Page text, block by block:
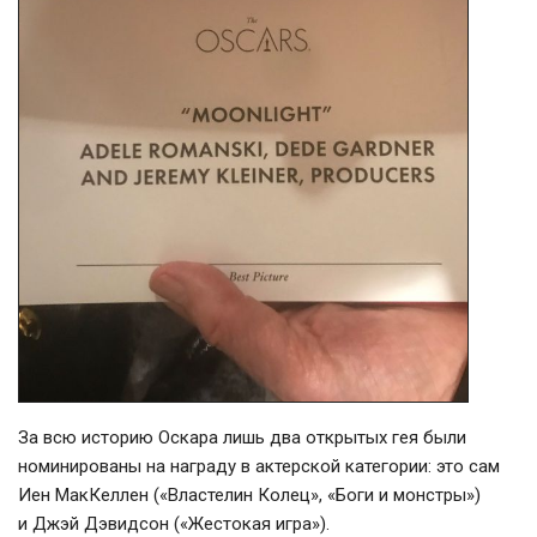
За всю историю Оскара лишь два открытых гея были
номинированы на награду в актерской категории: это сам
Иен МакКеллен («Властелин Колец», «Боги и монстры»)
и Джэй Дэвидсон («Жестокая игра»).